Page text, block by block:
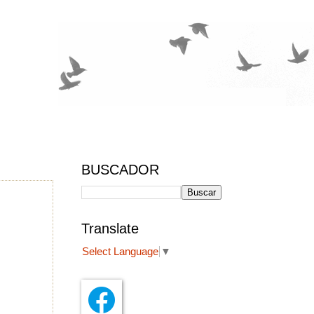
BUSCADOR
Translate
Select Language ▼